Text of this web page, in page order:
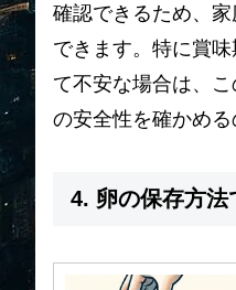
確認できるため、
できます。特に賞
て不安な場合は、
の安全性を確かめる
4. 卵の保存方法